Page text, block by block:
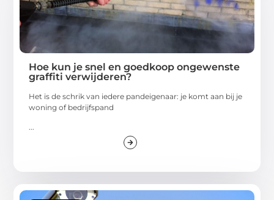
Hoe kun je snel en goedkoop ongewenste
graffiti verwijderen?
Het is de schrik van iedere pandeigenaar: je komt aan bij je
woning of bedrijfspand
...